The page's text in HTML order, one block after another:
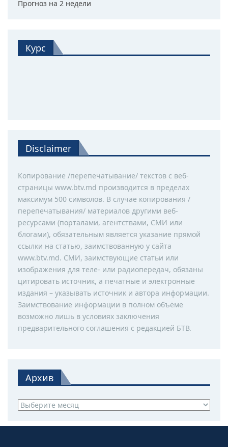
Прогноз на 2 недели
Курс
Disclaimer
Копирование /перепечатывание/ текстов с веб-
страницы www.btv.md производится в пределах
максимум 500 символов. В случае копирования /
перепечатывания/ материалов другими веб-
ресурсами (порталами, агентствами, СМИ или
блогами), обязательным является указание прямой
ссылки на статью, заимствованную у сайта
www.btv.md. СМИ, заимствующие статьи или
изображения для теле- или радиопередач, обязаны
цитировать источник, а печатные и электронные
издания – указывать источник и автора информации.
Заимствование информации в полном объёме
возможно лишь в условиях заключения
предварительного соглашения с редакцией БТВ.
Архив
Архив